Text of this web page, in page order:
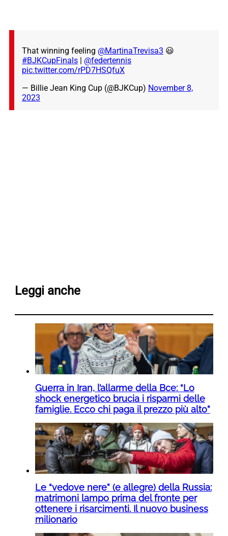
That winning feeling @MartinaTrevisa3 😃
#BJKCupFinals
@federtennis
pic.twitter.com/rPD7HSQfuX
— Billie Jean King Cup (@BJKCup) November 8,
2023
Leggi anche
Guerra in Iran, l’allarme della Bce: “Lo
shock energetico brucia i risparmi delle
famiglie. Ecco chi paga il prezzo più alto”
Le “vedove nere” (e allegre) della Russia:
matrimoni lampo prima del fronte per
ottenere i risarcimenti. Il nuovo business
milionario